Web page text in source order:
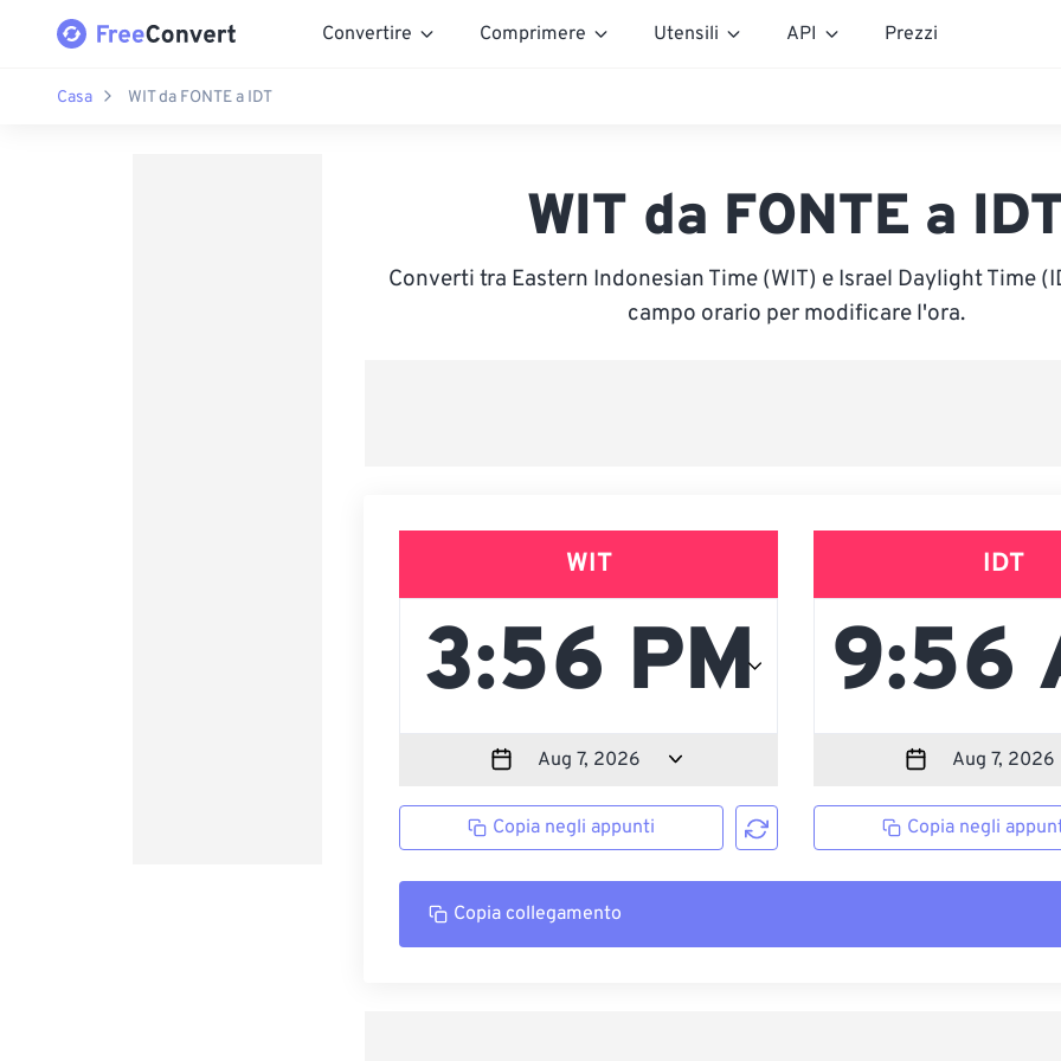
Convertire Comprimere Utensili API Prezzi
Casa WIT da FONTE a IDT
WIT da FONTE a
Converti tra Eastern Indonesian Time (WIT) e Israel Daylight Time
campo orario per modificare l'ora.
WIT
Copia negli appunti
IDT
Copia negli
Copia collegamento